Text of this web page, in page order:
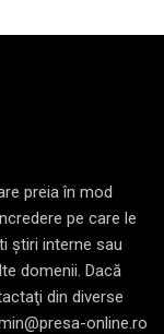
preia în mod
pe care le
ştiri interne sau
domenii. Dacă
din diverse
online.ro